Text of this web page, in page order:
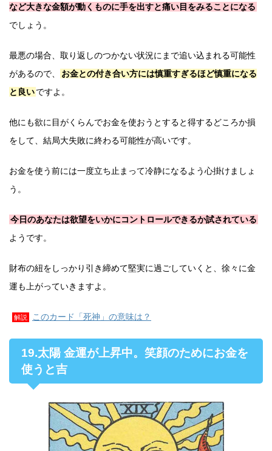
など大きな金額が動くものに手を出すと痛い目をみることになる
でしょう。
最悪の場合、取り返しのつかない状況にまで追い込まれる可能性
があるので、
お金との付き合い方には慎重すぎるほど慎重になる
と良いですよ。
他にも欲に目がくらんでお金を使おうとすると得するどころか損
をして、結局大失敗に終わる可能性が高いです。
お金を使う前には一度立ち止まって冷静になるよう心掛けましょ
う。
今日のあなたは欲望をいかにコントロールできるか試されている
ようです。
財布の紐をしっかり引き締めて堅実に過ごしていくと、徐々に金
運も上がっていきますよ。
解説 このカード「死神」の意味は？
19.太陽 金運が上昇中。笑顔のためにお金を
使うと吉